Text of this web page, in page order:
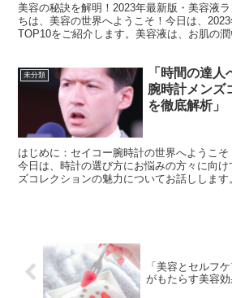
美容の秘訣を解明！2023年最新版・美容液
ちは、美容の世界へようこそ！今日は、
TOP10をご紹介します。美容液は、お肌の潤
未分類
「時間の達
腕時計メンズ
を徹底解析」
はじめに：セイコー腕時計の世界へようこそ
今日は、時計の選び方にお悩みの方々に向
ズコレクションの魅力についてお話しします
「美容とセルフ
がもたらす美容効